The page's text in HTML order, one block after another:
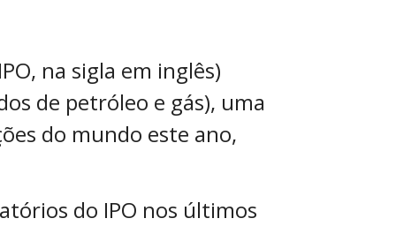
na sigla em inglês)
de petróleo e gás), uma
do mundo este ano,
do IPO nos últimos